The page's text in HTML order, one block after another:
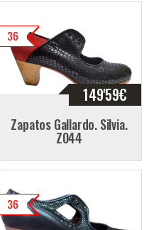
36
149'59€
Zapatos Gallardo. Silvia.
Z044
36